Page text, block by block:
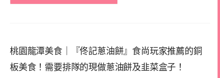
桃園龍潭美食｜『佟記蔥油餅』食尚玩家推薦的銅
板美食！需要排隊的現做蔥油餅及韭菜盒子！